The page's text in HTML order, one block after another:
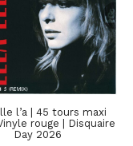
l’a | 45 tours maxi
rouge | Disquaire
Day 2026